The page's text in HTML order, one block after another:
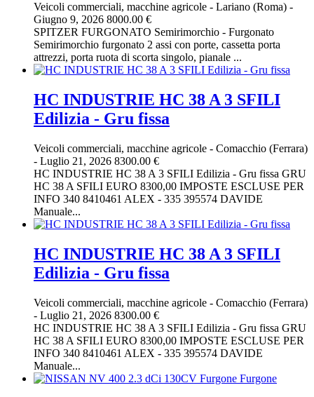
Veicoli commerciali, macchine agricole - Lariano (Roma) -
Giugno 9, 2026 8000.00 €
SPITZER FURGONATO Semirimorchio - Furgonato
Semirimorchio furgonato 2 assi con porte, cassetta porta
attrezzi, porta ruota di scorta singolo, pianale ...
HC INDUSTRIE HC 38 A 3 SFILI
Edilizia - Gru fissa
Veicoli commerciali, macchine agricole - Comacchio (Ferrara)
- Luglio 21, 2026 8300.00 €
HC INDUSTRIE HC 38 A 3 SFILI Edilizia - Gru fissa GRU
HC 38 A SFILI EURO 8300,00 IMPOSTE ESCLUSE PER
INFO 340 8410461 ALEX - 335 395574 DAVIDE
Manuale...
HC INDUSTRIE HC 38 A 3 SFILI
Edilizia - Gru fissa
Veicoli commerciali, macchine agricole - Comacchio (Ferrara)
- Luglio 21, 2026 8300.00 €
HC INDUSTRIE HC 38 A 3 SFILI Edilizia - Gru fissa GRU
HC 38 A SFILI EURO 8300,00 IMPOSTE ESCLUSE PER
INFO 340 8410461 ALEX - 335 395574 DAVIDE
Manuale...